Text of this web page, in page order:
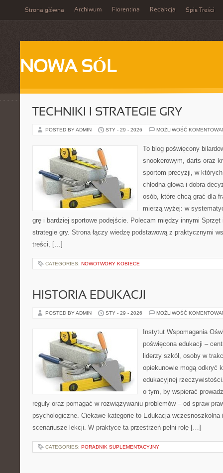
Strona główna Archiwum Fiorentina Redakcja Spis Treści
NOWA SÓL
TECHNIKI I STRATEGIE GRY
POSTED BY ADMIN STY - 29 - 2026 MOŻLIWOŚĆ
To blog poświęcony
snookerowym, darts oraz
sportom precyzji, w
chłodna głowa i dobra
osób, które chcą grać dla
mierzą wyżej: w
grę i bardziej sportowe podejście. Polecam między innymi
strategie gry. Strona łączy wiedzę podstawową z praktycznymi
treści, […]
CATEGORIES: NOWOTWORY KOBIECE
HISTORIA EDUKACJI
POSTED BY ADMIN STY - 29 - 2026 MOŻLIWOŚĆ
Instytut Wspomagania
poświęcona edukacji –
liderzy szkół, osoby w
opiekunowie mogą odkryć
edukacyjnej
o tym, by wspierać
reguły oraz pomagać w rozwiązywaniu problemów – od spraw
psychologiczne. Ciekawe kategorie to Edukacja wczesnoszkolna
scenariusze lekcji. W praktyce ta przestrzeń pełni rolę […]
CATEGORIES: PORADNIK SUPLEMENTACYJNY